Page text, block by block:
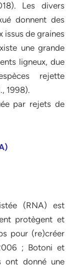
Les divers
donnent des
issus de graines
une grande
ligneux, due
rejette
1998).
par rejets de
(RNA) est
protègent et
pour (re)créer
; Botoni et
ont donné une